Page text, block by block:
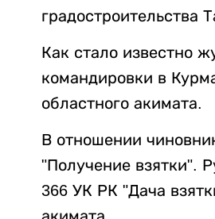
градостроительства
Как стало известно
командировки в
областного акимата.
В отношении
"Получение взятки".
366 УК РК "Дача